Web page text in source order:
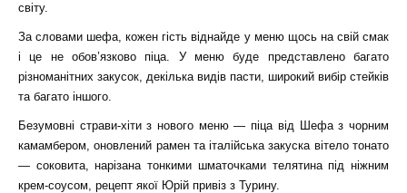
світу.
За словами шефа, кожен гість віднайде у меню щось на свій смак
і це не обов’язково піца. У меню буде представлено багато
різноманітних закусок, декілька видів пасти, широкий вибір стейків
та багато іншого.
Безумовні страви-хіти з нового меню — піца від Шефа з чорним
камамбером, оновлений рамен та італійська закуска вітело тонато
— соковита, нарізана тонкими шматочками телятина під ніжним
крем-соусом, рецепт якої Юрій привіз з Турину.